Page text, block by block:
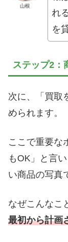
山根
れ
を
ステップ2：
次に、「買取
められます。
ここで重要な
もOK」と言
い商品の写真
なぜこんなこ
最初から計画